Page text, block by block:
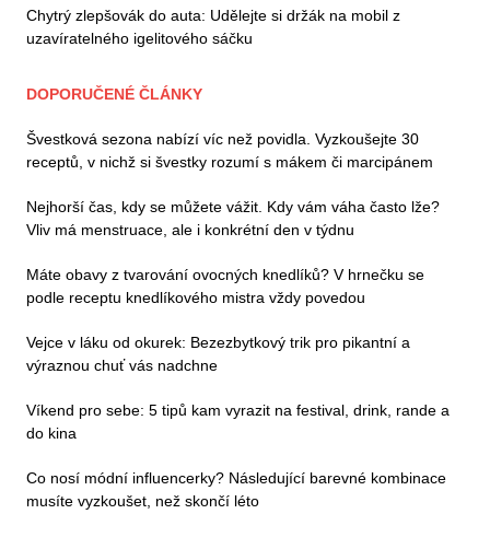
Chytrý zlepšovák do auta: Udělejte si držák na mobil z
uzavíratelného igelitového sáčku
DOPORUČENÉ ČLÁNKY
Švestková sezona nabízí víc než povidla. Vyzkoušejte 30
receptů, v nichž si švestky rozumí s mákem či marcipánem
Nejhorší čas, kdy se můžete vážit. Kdy vám váha často lže?
Vliv má menstruace, ale i konkrétní den v týdnu
Máte obavy z tvarování ovocných knedlíků? V hrnečku se
podle receptu knedlíkového mistra vždy povedou
Vejce v láku od okurek: Bezezbytkový trik pro pikantní a
výraznou chuť vás nadchne
Víkend pro sebe: 5 tipů kam vyrazit na festival, drink, rande a
do kina
Co nosí módní influencerky? Následující barevné kombinace
musíte vyzkoušet, než skončí léto